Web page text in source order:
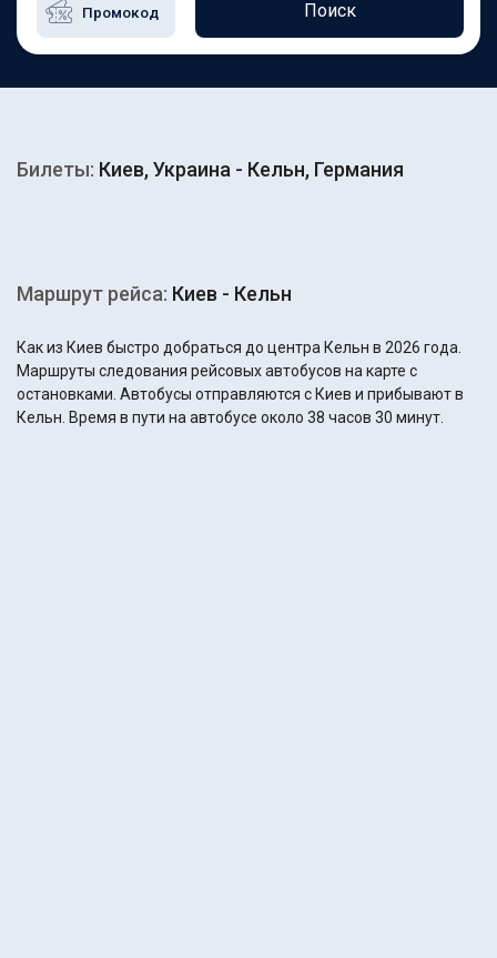
Поиск
Билеты: Киев, Украина - Кельн, Германия
Маршрут рейса: Киев - Кельн
Как из Киев быстро добраться до центра Кельн в 2026 года.
Маршруты следования рейсовых автобусов на карте с
остановками. Автобусы отправляются с Киев и прибывают в
Кельн. Время в пути на автобусе около 38 часов 30 минут.